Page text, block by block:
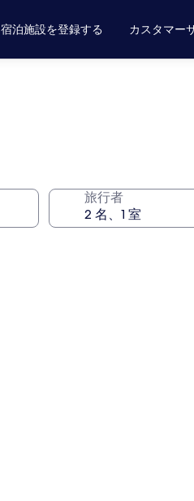
宿泊施設を登録する カスタマー
旅行者